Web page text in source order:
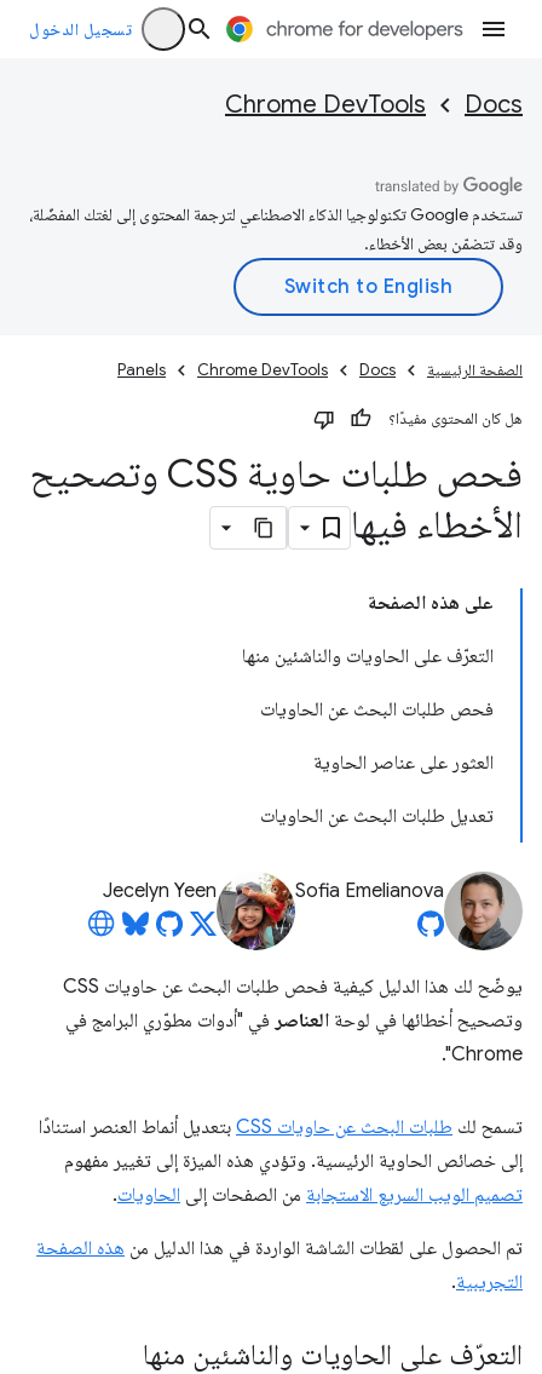
تسجيل الدخول
Docs
Chrome DevTools
تستخدم Google تكنولوجيا الذكاء الاصطناعي لترجمة المحتوى إلى لغتك المفضّلة،
وقد تتضمّن بعض الأخطاء.
الصفحة الرئيسية Docs
Chrome DevTools
Panels
هل كان المحتوى مفيدًا؟
فحص طلبات حاوية CSS وتصحيح
الأخطاء فيها
على هذه الصفحة
التعرّف على الحاويات والناشئين منها
فحص طلبات البحث عن الحاويات
العثور على عناصر الحاوية
تعديل طلبات البحث عن الحاويات
Sofia Emelianova
Jecelyn Yeen
يوضّح لك هذا الدليل كيفية فحص طلبات البحث عن حاويات CSS
وتصحيح أخطائها في لوحة العناصر في "أدوات مطوّري البرامج في
Chrome".
تسمح لك طلبات البحث عن حاويات CSS
بتعديل أنماط العنصر استنادًا
إلى خصائص الحاوية الرئيسية. وتؤدي هذه الميزة إلى تغيير مفهوم
تصميم الويب السريع الاستجابة من الصفحات إلى الحاويات.
تم الحصول على لقطات الشاشة الواردة في هذا الدليل من هذه الصفحة
التجريبية.
التعرّف على الحاويات والناشئين منها